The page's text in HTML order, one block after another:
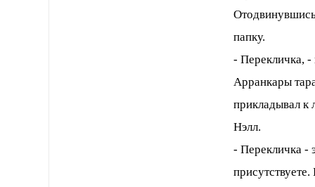
папку.
- Перекличка, -
Арранкары
прикладывал к
Нэлл.
- Перекличка -